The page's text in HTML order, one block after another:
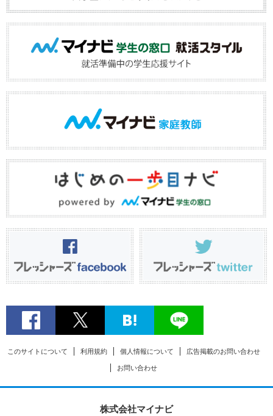
このサイトについて 利用規約 個人情報について 広告掲載のお問い合わせ
お問い合わせ
株式会社マイナビ